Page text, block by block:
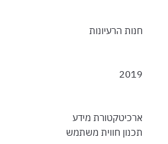
חנות הרעיונות
2019
ארכיטקטורת מידע
תכנון חווית משתמש